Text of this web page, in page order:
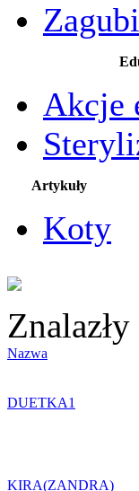
Akcje
Artykuły
Koty
Nazwa
DUETKA1
KIRA(ZANDRA)